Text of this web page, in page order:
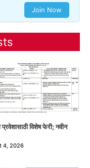
Join Now
विशेष फेरी; नवीन
4, 2026